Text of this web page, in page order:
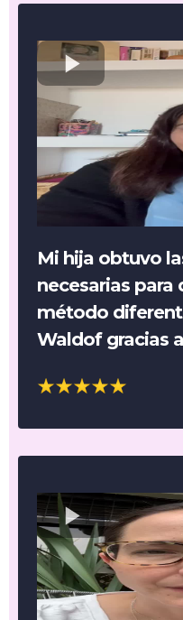
Mi hija obtuvo
necesarias para
método
Waldof gracias